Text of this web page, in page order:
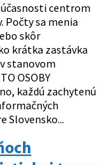
centrom
Počty sa menia
skôr
krátka zastávka
stanovom
OSOBY
každú zachytenú
Slovensko...